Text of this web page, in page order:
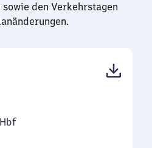
den Verkehrstagen